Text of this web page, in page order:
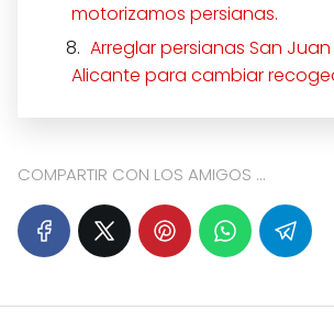
motorizamos persianas.
Arreglar persianas San
Alicante para cambiar
COMPARTIR CON LOS AMIGOS ...